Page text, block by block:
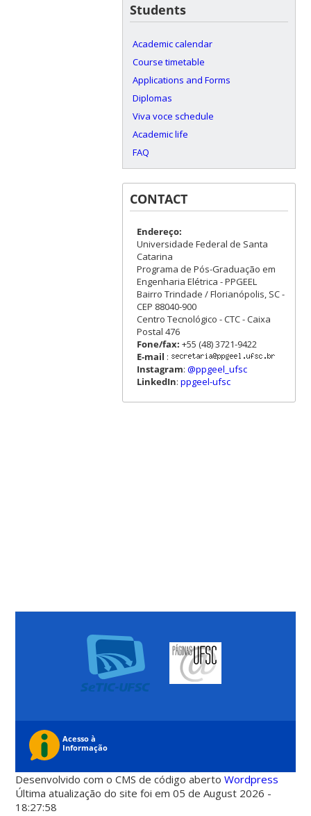
Students
Academic calendar
Course timetable
Applications and Forms
Diplomas
Viva voce schedule
Academic life
FAQ
CONTACT
Endereço:
Universidade Federal de Santa
Catarina
Programa de Pós-Graduação em
Engenharia Elétrica - PPGEEL
Bairro Trindade / Florianópolis, SC -
CEP 88040-900
Centro Tecnológico - CTC - Caixa
Postal 476
Fone/fax: +55 (48) 3721-9422
E-mail :
Instagram: @ppgeel_ufsc
LinkedIn: ppgeel-ufsc
Desenvolvido com o CMS de código abertoWordpress
Última atualização do site foi em 05 de August 2026 -
18:27:58